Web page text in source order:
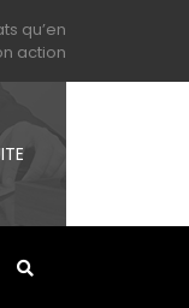
qu’en
action